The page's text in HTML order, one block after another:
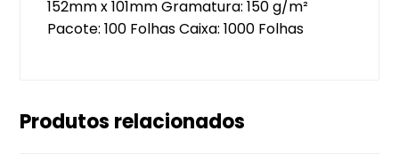
152mm x 101mm Gramatura: 150 g/m²
Pacote: 100 Folhas Caixa: 1000 Folhas
Produtos relacionados